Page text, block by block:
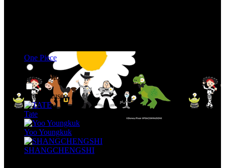
One Piece
Arte y Museo
Arte y Museo
Tate
Yoo Youngkuk
SHANGCHENGSHI